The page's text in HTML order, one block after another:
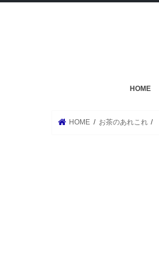
HOME
HOME お茶のあれこれ